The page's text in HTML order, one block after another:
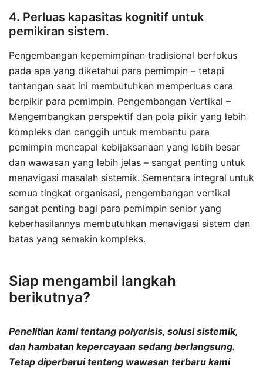
4. Perluas kapasitas kognitif untuk
pemikiran sistem.
Pengembangan kepemimpinan tradisional berfokus
pada apa yang diketahui para pemimpin – tetapi
tantangan saat ini membutuhkan memperluas cara
berpikir para pemimpin. Pengembangan Vertikal –
Mengembangkan perspektif dan pola pikir yang lebih
kompleks dan canggih untuk membantu para
pemimpin mencapai kebijaksanaan yang lebih besar
dan wawasan yang lebih jelas – sangat penting untuk
menavigasi masalah sistemik. Sementara integral untuk
semua tingkat organisasi, pengembangan vertikal
sangat penting bagi para pemimpin senior yang
keberhasilannya membutuhkan menavigasi sistem dan
batas yang semakin kompleks.
Siap mengambil langkah
berikutnya?
Penelitian kami tentang polycrisis, solusi sistemik,
dan hambatan kepercayaan sedang berlangsung.
Tetap diperbarui tentang wawasan terbaru kami